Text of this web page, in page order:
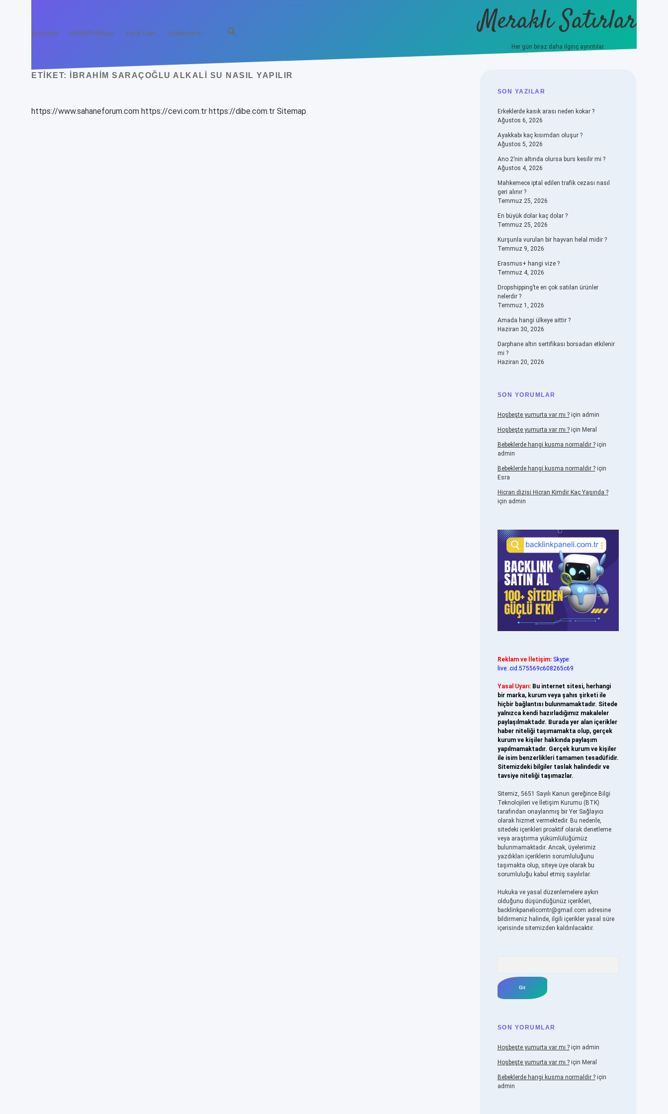
Anasayfa Gizlilik Politikası Yasal Uyarı Hakkımızda Meraklı Satırlar
Her gün biraz daha ilginç ayrıntılar.
ETIKET: İBRAHIM SARAÇOĞLU ALKALI SU NASIL YAPILIR
https://www.sahaneforum.com https://cevi.com.tr https://dibe.com.tr Sitemap
SIDEBAR
SON YAZILAR
Erkeklerde kasık arası neden kokar ?
Ağustos 6, 2026
Ayakkabı kaç kısımdan oluşur ?
Ağustos 5, 2026
Ano 2’nin altında olursa burs kesilir mi ?
Ağustos 4, 2026
Mahkemece iptal edilen trafik cezası nasıl
geri alınır ?
Temmuz 25, 2026
En büyük dolar kaç dolar ?
Temmuz 25, 2026
Kurşunla vurulan bir hayvan helal midir ?
Temmuz 9, 2026
Erasmus+ hangi vize ?
Temmuz 4, 2026
Dropshipping’te en çok satılan ürünler
nelerdir ?
Temmuz 1, 2026
Amada hangi ülkeye aittir ?
Haziran 30, 2026
Darphane altın sertifikası borsadan etkilenir
mi ?
Haziran 20, 2026
SON YORUMLAR
Hoşbeşte yumurta var mı ?için admin
Hoşbeşte yumurta var mı ?için Meral
Bebeklerde hangi kusma normaldir ?için
admin
Bebeklerde hangi kusma normaldir ?için
Esra
Hicran dizisi Hicran Kimdir Kaç Yaşında ?
için admin
Reklam ve İletişim: Skype:
live:.cid.575569c608265c69
Yasal Uyarı: Bu internet sitesi, herhangi
bir marka, kurum veya şahıs şirketi ile
hiçbir bağlantısı bulunmamaktadır. Sitede
yalnızca kendi hazırladığımız makaleler
paylaşılmaktadır. Burada yer alan içerikler
haber niteliği taşımamakta olup, gerçek
kurum ve kişiler hakkında paylaşım
yapılmamaktadır. Gerçek kurum ve kişiler
ile isim benzerlikleri tamamen tesadüfidir.
Sitemizdeki bilgiler taslak halindedir ve
tavsiye niteliği taşımazlar.
Sitemiz, 5651 Sayılı Kanun gereğince Bilgi
Teknolojileri ve İletişim Kurumu (BTK)
tarafından onaylanmış bir Yer Sağlayıcı
olarak hizmet vermektedir. Bu nedenle,
sitedeki içerikleri proaktif olarak denetleme
veya araştırma yükümlülüğümüz
bulunmamaktadır. Ancak, üyelerimiz
yazdıkları içeriklerin sorumluluğunu
taşımakta olup, siteye üye olarak bu
sorumluluğu kabul etmiş sayılırlar.
Hukuka ve yasal düzenlemelere aykırı
olduğunu düşündüğünüz içerikleri,
backlinkpanelicomtr@gmail.com adresine
bildirmeniz halinde, ilgili içerikler yasal süre
içerisinde sitemizden kaldırılacaktır.
SON YORUMLAR
Hoşbeşte yumurta var mı ?için admin
Hoşbeşte yumurta var mı ?için Meral
Bebeklerde hangi kusma normaldir ?için
admin